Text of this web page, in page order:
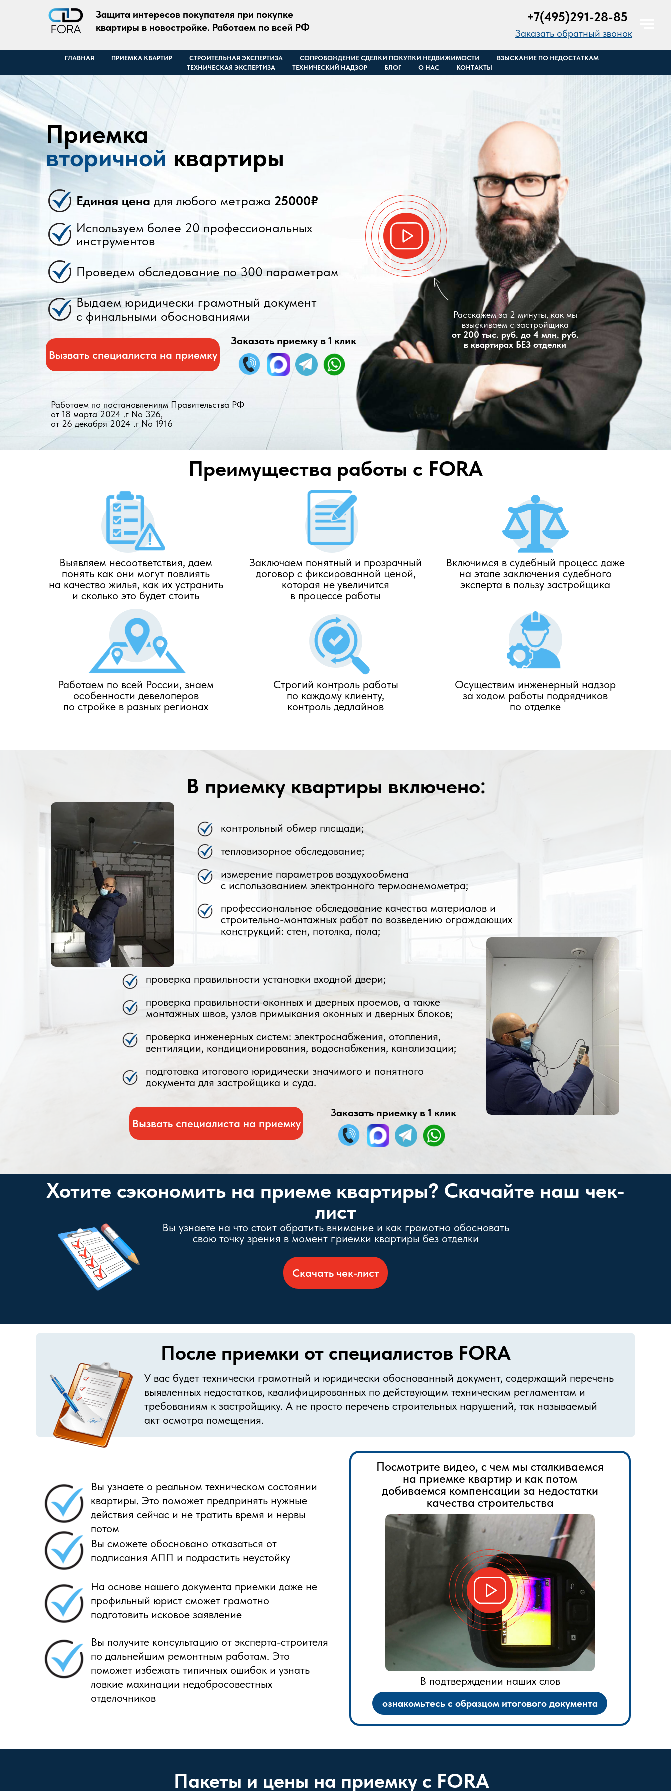
Защита интересов покупателя при покупке
квартиры в новостройке. Работаем по всей РФ
+7(495)291-28-85
Заказать обратный звонок
ГЛАВНАЯ ПРИЕМКА КВАРТИР СТРОИТЕЛЬНАЯ ЭКСПЕРТИЗА СОПРОВОЖДЕНИЕ СДЕЛКИ ПОКУПКИ НЕДВИЖИМОСТИ
ВЗЫСКАНИЕ ПО НЕДОСТАТКАМ
ТЕХНИЧЕСКАЯ ЭКСПЕРТИЗА
ТЕХНИЧЕСКИЙ НАДЗОР БЛОГ О НАС КОНТАКТЫ
Приемка
вторичной квартиры
Единая цена для любого метража 25000₽
Проведем обследование по 300 параметрам
Используем более 20 профессиональных
инструментов
Расскажем за 2 минуты, как мы
взыскиваем с застройщика
от 200 тыс. руб. до 4 млн. руб.
в квартирах БЕЗ отделки
Вызвать специалиста на приемку
Выдаем юридически грамотный документ
с финальными обоснованиями
Заказать приемку в 1 клик
Работаем по постановлениям Правительства РФ
от 18 марта 2024 .г No 326,
от 26 декабря 2024 .г No 1916
Выявляем несоответствия, даем
понять как они могут повлиять
на качество жилья, как их устранить
и сколько это будет стоить
Преимущества работы с FORA
Заключаем понятный и прозрачный
договор с фиксированной ценой,
которая не увеличится
в процессе работы
Включимся в судебный процесс даже
на этапе заключения судебного
эксперта в пользу застройщика
Работаем по всей России, знаем
особенности девелоперов
по стройке в разных регионах
Строгий контроль работы
по каждому клиенту,
контроль дедлайнов
Осуществим инженерный надзор
за ходом работы подрядчиков
по отделке
В приемку квартиры включено:
контрольный обмер площади;
тепловизорное обследование;
измерение параметров воздухообмена
с использованием электронного термоанемометра;
профессиональное обследование качества материалов и
строительно-монтажных работ по возведению ограждающих
конструкций: стен, потолка, пола;
Вызвать специалиста на приемку
Заказать приемку в 1 клик
проверка правильности установки входной двери;
проверка правильности оконных и дверных проемов, а также
монтажных швов, узлов примыкания оконных и дверных блоков;
проверка инженерных систем: электроснабжения, отопления,
вентиляции, кондиционирования, водоснабжения, канализации;
подготовка итогового юридически значимого и понятного
документа для застройщика и суда.
Хотите сэкономить на приеме квартиры? Скачайте наш чек-
лист
Вы узнаете на что стоит обратить внимание и как грамотно обосновать
свою точку зрения в момент приемки квартиры без отделки
Скачать чек-лист
После приемки от специалистов FORA
Вы узнаете о реальном техническом состоянии
квартиры. Это поможет предпринять нужные
действия сейчас и не тратить время и нервы
потом
У вас будет технически грамотный и юридически обоснованный документ, содержащий перечень
выявленных недостатков, квалифицированных по действующим техническим регламентам и
требованиям к застройщику. А не просто перечень строительных нарушений, так называемый
акт осмотра помещения.
На основе нашего документа приемки даже не
профильный юрист сможет грамотно
подготовить исковое заявление
Вы сможете обосновано отказаться от
подписания АПП и подрастить неустойку
Вы получите консультацию от эксперта-строителя
по дальнейшим ремонтным работам. Это
поможет избежать типичных ошибок и узнать
ловкие махинации недобросовестных
отделочников
ознакомьтесь с образцом итогового документа
Посмотрите видео, с чем мы сталкиваемся
на приемке квартир и как потом
добиваемся компенсации за недостатки
качества строительства
В подтверждении наших слов
Пакеты и цены на приемку с FORA